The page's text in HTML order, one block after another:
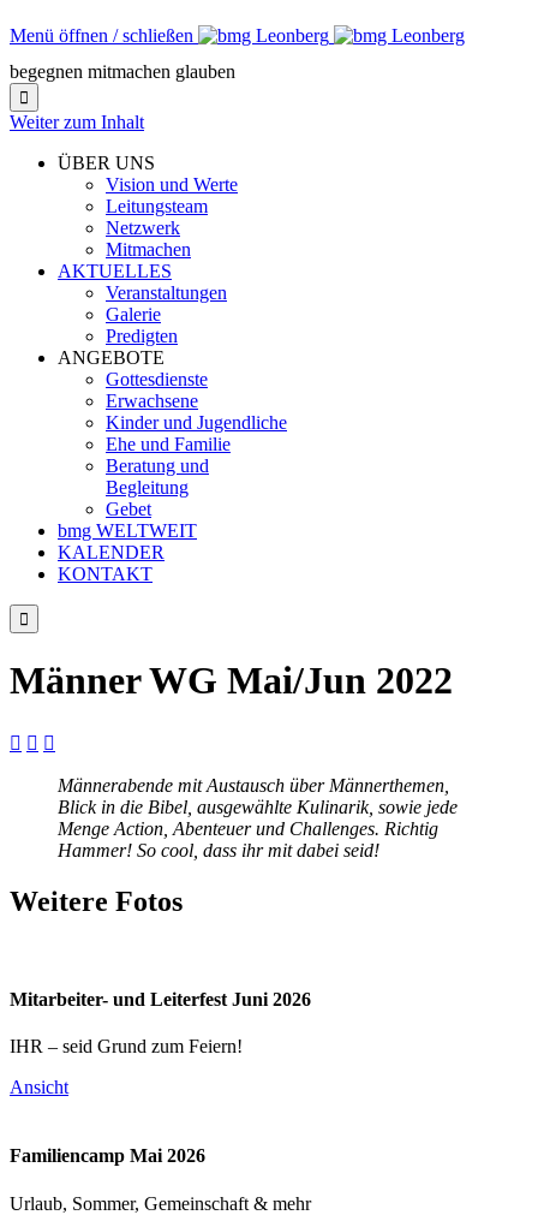
Menü öffnen / schließen
begegnen mitmachen glauben

Weiter zum Inhalt
ÜBER UNS
Vision und Werte
Leitungsteam
Netzwerk
Mitmachen
AKTUELLES
Veranstaltungen
Galerie
Predigten
ANGEBOTE
Gottesdienste
Erwachsene
Kinder und Jugendliche
Ehe und Familie
Beratung und
Begleitung
Gebet
bmg WELTWEIT
KALENDER
KONTAKT

Männer WG Mai/Jun 2022
  
Männerabende mit Austausch über Männerthemen,
Blick in die Bibel, ausgewählte Kulinarik, sowie jede
Menge Action, Abenteuer und Challenges. Richtig
Hammer! So cool, dass ihr mit dabei seid!
Weitere Fotos
Mitarbeiter- und Leiterfest Juni 2026
IHR – seid Grund zum Feiern!
Ansicht
Familiencamp Mai 2026
Urlaub, Sommer, Gemeinschaft & mehr